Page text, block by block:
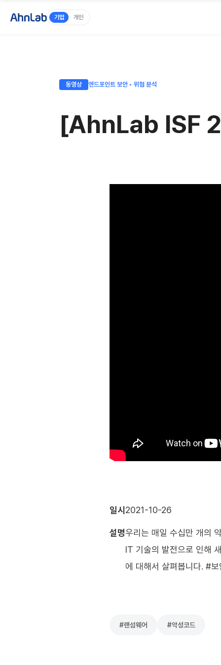
기업 개인
동영상 엔드포인트 보안 ◦ 위협 분석
[AhnLab ISF
일시
설명
2021-10-26
우리는 매일 수십만 개의
IT 기술의 발전으로 인해
에 대해서 살펴봅니다. #
#랜섬웨어 #악성코드